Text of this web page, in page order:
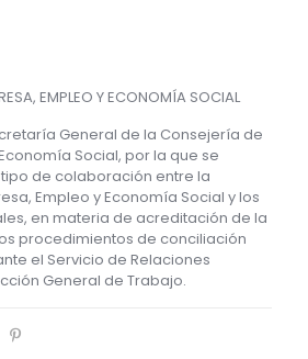
EMPLEO Y ECONOMÍA SOCIAL
General de la Consejería de
Social, por la que se
de colaboración entre la
Empleo y Economía Social y los
en materia de acreditación de la
procedimientos de conciliación
el Servicio de Relaciones
General de Trabajo.